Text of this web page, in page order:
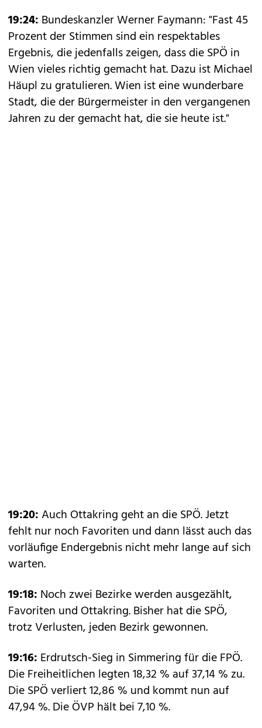
19:24: Bundeskanzler Werner Faymann: "Fast 45
Prozent der Stimmen sind ein respektables
Ergebnis, die jedenfalls zeigen, dass die SPÖ in
Wien vieles richtig gemacht hat. Dazu ist Michael
Häupl zu gratulieren. Wien ist eine wunderbare
Stadt, die der Bürgermeister in den vergangenen
Jahren zu der gemacht hat, die sie heute ist."
19:20:Auch Ottakring geht an die SPÖ. Jetzt
fehlt nur noch Favoriten und dann lässt auch das
vorläufige Endergebnis nicht mehr lange auf sich
warten.
19:18: Noch zwei Bezirke werden ausgezählt,
Favoriten und Ottakring. Bisher hat die SPÖ,
trotz Verlusten, jeden Bezirk gewonnen.
19:16: Erdrutsch-Sieg in Simmering für die FPÖ.
Die Freiheitlichen legten 18,32 % auf 37,14 % zu.
Die SPÖ verliert 12,86 % und kommt nun auf
47,94 %. Die ÖVP hält bei 7,10 %.